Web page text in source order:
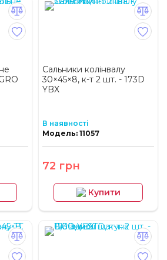
Сальники колінвалу
30×45×8, к-т 2 шт. - 173D
YBX
В наявності
Модель: 11057
72 грн
Купити